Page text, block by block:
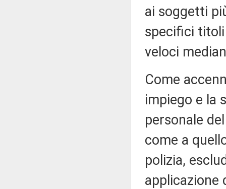
ai soggetti
specifici
veloci
Come
impiego e la
personale
come a
polizia,
applicazione